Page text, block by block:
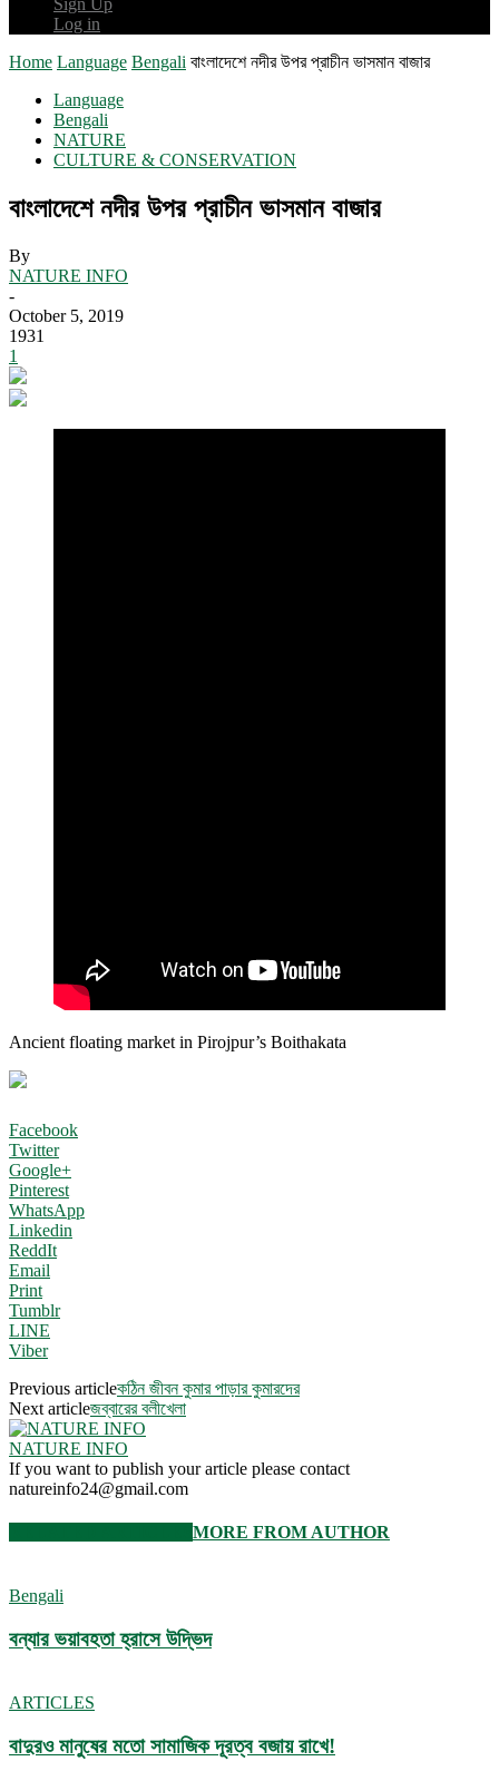
Sign Up
Log in
Home Language Bengali বাংলাদেশে নদীর উপর প্রাচীন ভাসমান বাজার
Language
Bengali
NATURE
CULTURE & CONSERVATION
বাংলাদেশে নদীর উপর প্রাচীন ভাসমান বাজার
By
NATURE INFO
-
October 5, 2019
1931
1
Ancient floating market in Pirojpur’s Boithakata
Facebook
Twitter
Google+
Pinterest
WhatsApp
Linkedin
ReddIt
Email
Print
Tumblr
LINE
Viber
Previous articleকঠিন জীবন কুমার পাড়ার কুমারদের
Next articleজব্বারের বলীখেলা
NATURE INFO
If you want to publish your article please contact
natureinfo24@gmail.com
MORE FROM AUTHOR
Bengali
বন্যার ভয়াবহতা হ্রাসে উদ্ভিদ
ARTICLES
বাদুরও মানুষের মতো সামাজিক দূরত্ব বজায় রাখে!